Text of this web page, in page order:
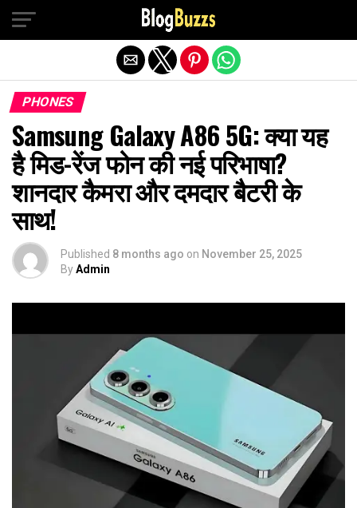
PHONES
Samsung Galaxy A86 5G: क्या यह
है मिड-रेंज फोन की नई परिभाषा?
शानदार कैमरा और दमदार बैटरी के
साथ!
Published 8 months ago on November 25, 2025
ByAdmin
Exit mobile version